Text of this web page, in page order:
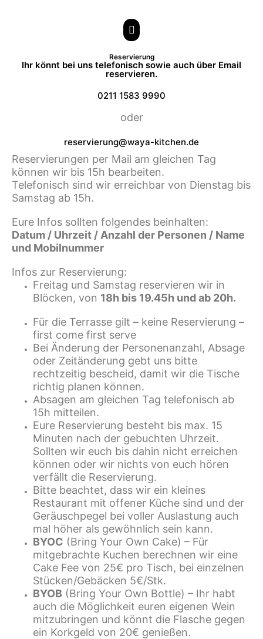
Hauptmenü
Reservierung
Ihr könnt bei uns telefonisch sowie auch über Email
reservieren.
0211 1583 9990
oder
reservierung@waya-kitchen.de
Reservierungen per Mail am gleichen Tag
können wir bis 15h bearbeiten.
Telefonisch sind wir erreichbar von Dienstag bis
Samstag ab 15h.
Eure Infos sollten folgendes beinhalten:
Datum / Uhrzeit / Anzahl der Personen / Name
und Mobilnummer
Infos zur Reservierung:
Freitag und Samstag reservieren wir in
Blöcken, von 18h bis 19.45h und ab 20h.
Für die Terrasse gilt – keine Reservierung –
first come first serve
Bei Änderung der Personenanzahl, Absage
oder Zeitänderung gebt uns bitte
rechtzeitig bescheid, damit wir die Tische
richtig planen können.
Absagen am gleichen Tag telefonisch ab
15h mitteilen.
Eure Reservierung besteht bis max. 15
Minuten nach der gebuchten Uhrzeit.
Sollten wir euch bis dahin nicht erreichen
können oder wir nichts von euch hören
verfällt die Reservierung.
Bitte beachtet, dass wir ein kleines
Restaurant mit offener Küche sind und der
Geräuschpegel bei voller Auslastung auch
mal höher als gewöhnlich sein kann.
BYOC (Bring Your Own Cake) – Für
mitgebrachte Kuchen berechnen wir eine
Cake Fee von 25€ pro Tisch, bei einzelnen
Stücken/Gebäcken 5€/Stk.
BYOB(Bring Your Own Bottle) – Ihr habt
auch die Möglichkeit euren eigenen Wein
mitzubringen und könnt die Flasche gegen
ein Korkgeld von 20€ genießen.